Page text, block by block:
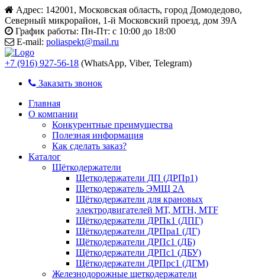
Адрес: 142001, Московская область, город Домодедово,
Северный микрорайон, 1-й Московский проезд, дом 39А
График работы: Пн-Пт: с 10:00 до 18:00
E-mail: poliaspekt@mail.ru
+7 (916) 927-56-18 (WhatsApp, Viber, Telegram)
Заказать звонок
Главная
О компании
Конкурентные преимущества
Полезная информация
Как сделать заказ?
Каталог
Щёткодержатели
Щеткодержатели ДП (ДРПр1)
Щеткодержатель ЭМЩ 2А
Щёткодержатели для крановых
электродвигателей МТ, МТН, МТF
Щёткодержатели ДРПк1 (ДПГ)
Щёткодержатели ДРПра1 (ДГ)
Щёткодержатели ДРПс1 (ДБ)
Щёткодержатели ДРПс1 (ДБУ)
Щёткодержатели ДРПрс1 (ДГМ)
Железнодорожные щеткодержатели